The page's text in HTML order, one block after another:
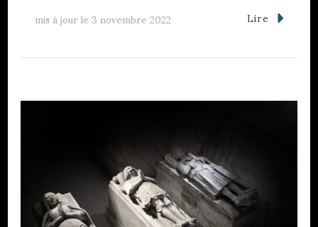
mis à jour le3 novembre 2022 Lire